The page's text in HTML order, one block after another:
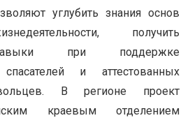
углубить знания основ
получить
при поддержке
и аттестованных
В регионе проект
краевым отделением